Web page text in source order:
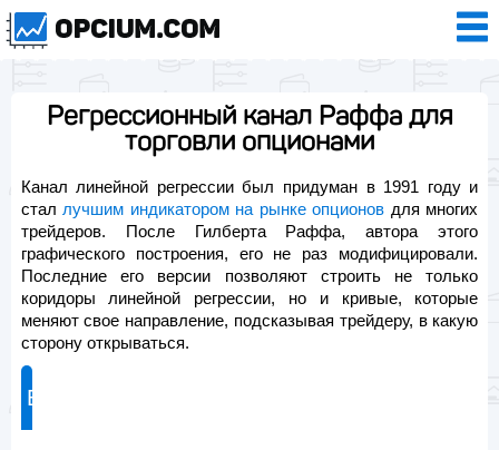
Регрессионный канал Раффа для
торговли опционами
Канал линейной регрессии был придуман в 1991 году и
стал лучшим индикатором на рынке опционов для многих
трейдеров. После Гилберта Раффа, автора этого
графического построения, его не раз модифицировали.
Последние его версии позволяют строить не только
коридоры линейной регрессии, но и кривые, которые
меняют свое направление, подсказывая трейдеру, в какую
сторону открываться.
Брокер